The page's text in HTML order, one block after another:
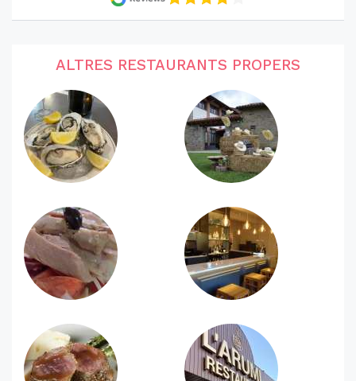
ALTRES RESTAURANTS PROPERS